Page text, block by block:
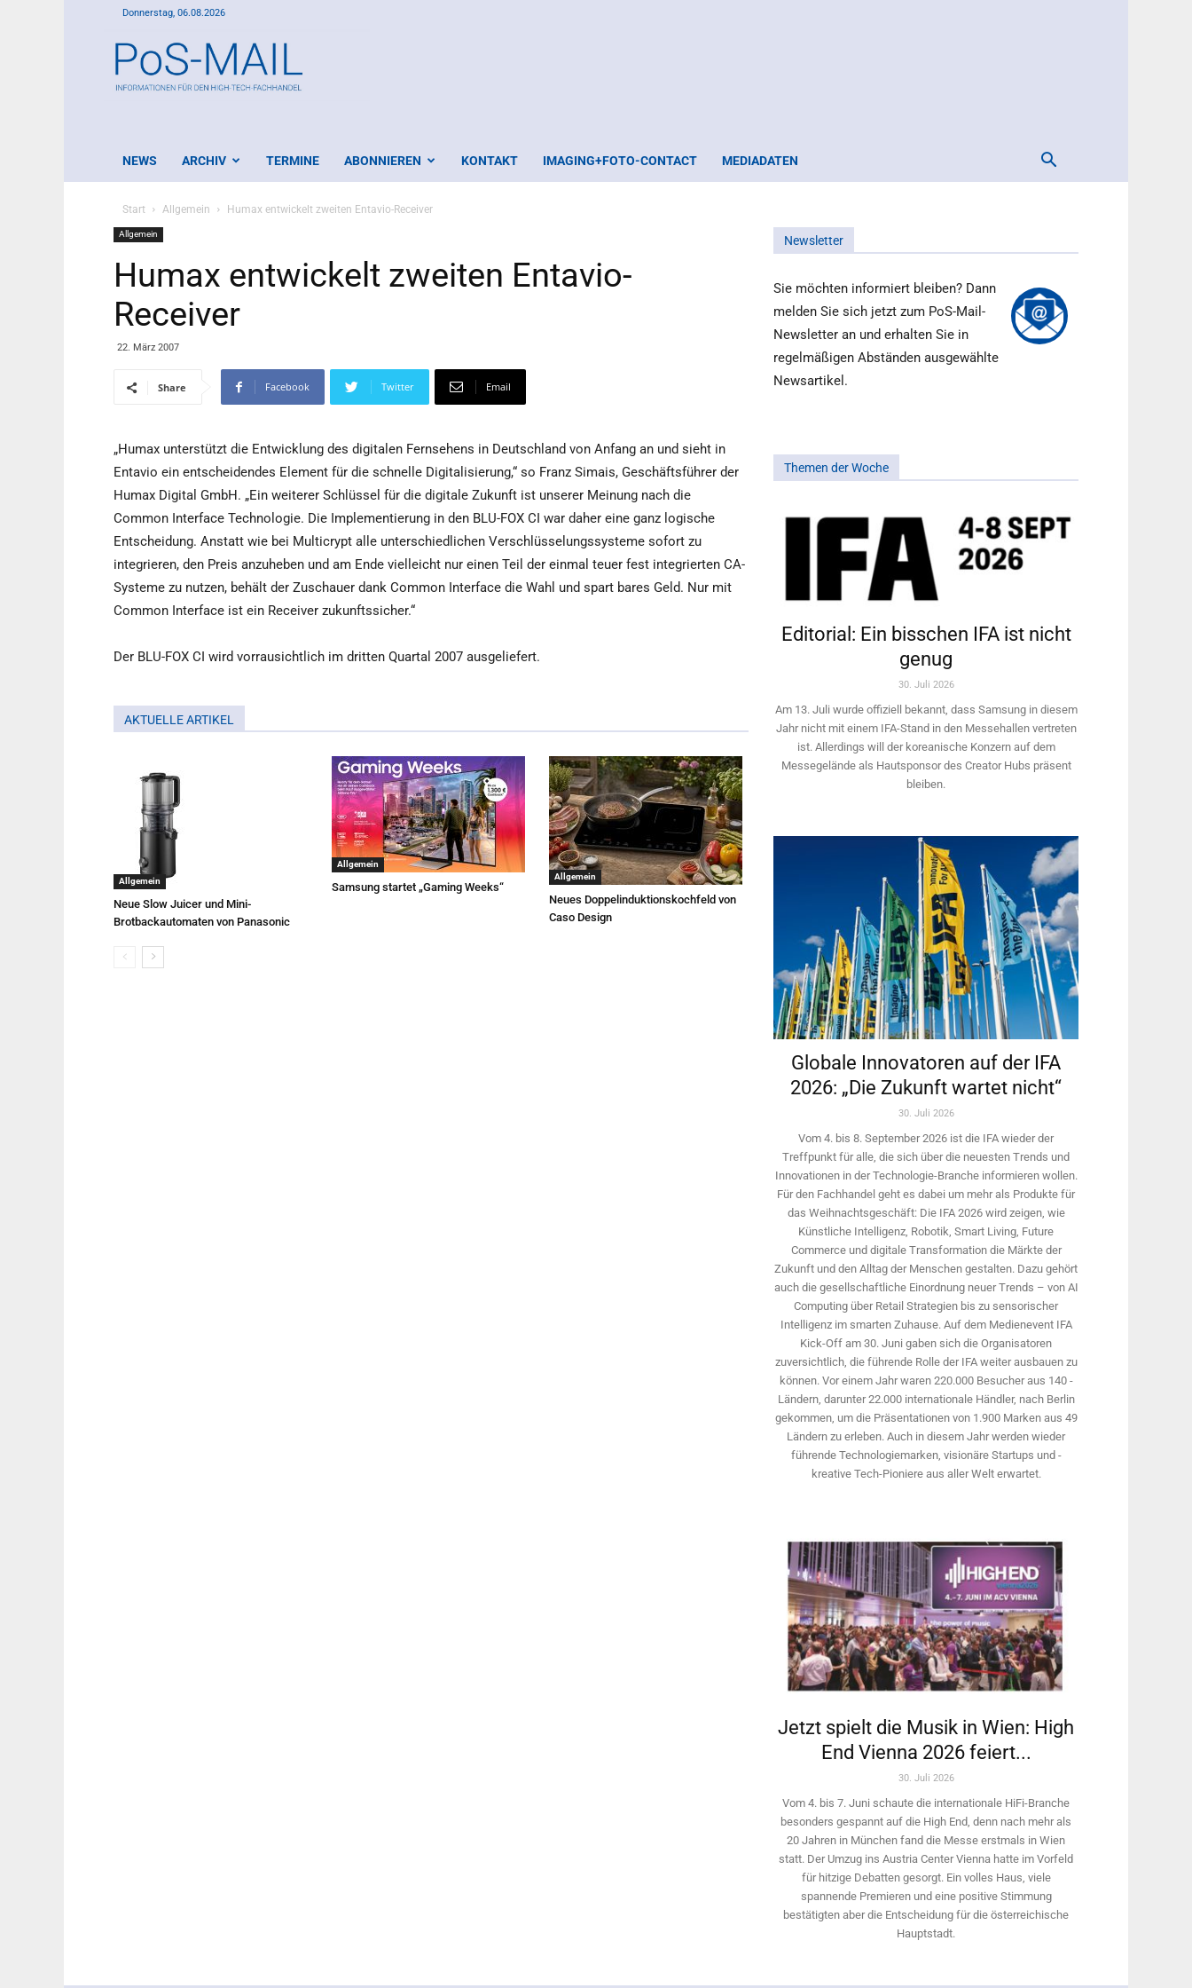
Donnerstag, 06.08.2026
Mail
NEWS ARCHIV TERMINE ABONNIEREN KONTAKT IMAGING+FOTO-CONTACT MEDIADATEN
Start Allgemein Humax entwickelt zweiten Entavio-Receiver
Allgemein
Humax entwickelt zweiten Entavio-
Receiver
22. März 2007
Share Facebook Twitter Email
„Humax unterstützt die Entwicklung des digitalen Fernsehens in Deutschland von Anfang an und sieht in
Entavio ein entscheidendes Element für die schnelle Digitalisierung,“ so Franz Simais, Geschäftsführer der
Humax Digital GmbH. „Ein weiterer Schlüssel für die digitale Zukunft ist unserer Meinung nach die
Common Interface Technologie. Die Implementierung in den BLU-FOX CI war daher eine ganz logische
Entscheidung. Anstatt wie bei Multicrypt alle unterschiedlichen Verschlüsselungssysteme sofort zu
integrieren, den Preis anzuheben und am Ende vielleicht nur einen Teil der einmal teuer fest integrierten CA-
Systeme zu nutzen, behält der Zuschauer dank Common Interface die Wahl und spart bares Geld. Nur mit
Common Interface ist ein Receiver zukunftssicher.“
Der BLU-FOX CI wird vorrausichtlich im dritten Quartal 2007 ausgeliefert.
AKTUELLE ARTIKEL
Allgemein
Neue Slow Juicer und Mini-
Brotbackautomaten von Panasonic
Allgemein
Samsung startet „Gaming Weeks“
Allgemein
Neues Doppelinduktionskochfeld von
Caso Design
Newsletter
Sie möchten informiert bleiben? Dann
melden Sie sich jetzt zum PoS-Mail-
Newsletter an und erhalten Sie in
regelmäßigen Abständen ausgewählte
Newsartikel.
Themen der Woche
Editorial: Ein bisschen IFA ist nicht
genug
30. Juli 2026
Am 13. Juli wurde offiziell bekannt, dass Samsung in diesem
Jahr nicht mit einem IFA-Stand in den Messehallen vertreten
ist. Allerdings will ­der koreanische Konzern auf dem
Messegelände als Hautsponsor des Creator Hubs präsent
bleiben.
Globale Innovatoren auf der IFA
2026: „Die Zukunft wartet nicht“
30. Juli 2026
Vom 4. bis 8. September 2026 ist die IFA wieder der
Treffpunkt für alle, die sich über die neuesten Trends und
Innovationen in der Technologie-­Branche informieren wollen.
Für den Fachhandel geht es dabei um mehr als Produkte für
das Weihnachtsgeschäft: Die IFA 2026 wird ­zeigen, wie
Künstliche Intelligenz, Robotik, Smart Living, Future
Commerce und digitale Trans­formation die Märkte der
Zukunft und den Alltag der Menschen gestalten. Dazu gehört
auch die gesellschaftliche Einordnung neuer Trends – von AI
Computing über Retail Strategien bis zu sensorischer
Intelligenz im smarten Zuhause. Auf dem Medien­event IFA
Kick-Off am 30. Juni gaben sich die Organisatoren
zuversichtlich, die führende Rolle der IFA weiter ausbauen zu
können. Vor einem Jahr ­waren 220.000 Besucher aus 140 ­
Ländern, ­darunter 22.000 internationale Händler, nach Berlin
gekommen, um die Präsen­tationen von 1.900 Marken aus 49
Ländern zu erleben. Auch in diesem Jahr werden wieder
führende Technologiemarken, visionäre Startups und ­
kreative Tech-Pioniere aus aller Welt erwartet.
Jetzt spielt die Musik in Wien: High
End Vienna 2026 feiert...
30. Juli 2026
Vom 4. bis 7. Juni schaute die internationale HiFi-Branche
besonders gespannt auf die High End, denn nach mehr als
20 Jahren in München fand die Messe erstmals in Wien
statt. Der Umzug ins Austria Center Vienna hatte im Vorfeld
für hitzige Debatten gesorgt. Ein volles Haus, viele
spannende Premieren und eine positive Stimmung
bestätigten aber die Entscheidung für die österreichische
Hauptstadt.